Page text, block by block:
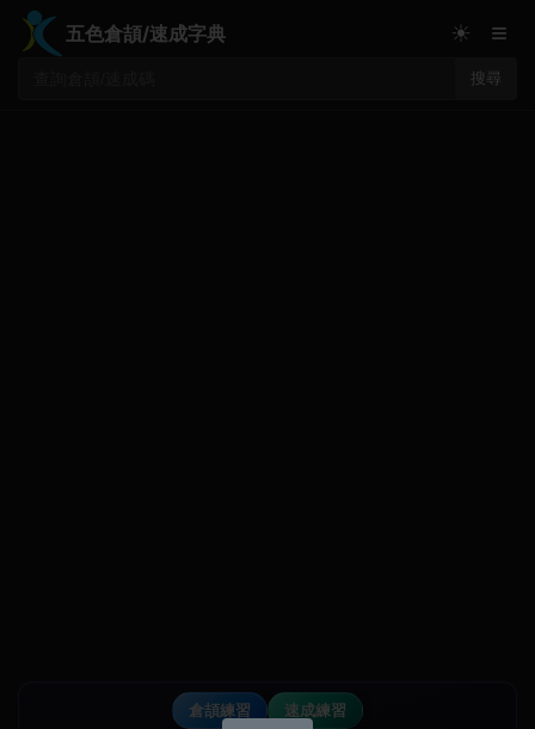
五色倉頡/速成字典
搜尋
☀ ≡
倉頡練習
速成練習